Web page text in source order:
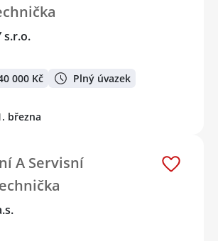
s.r.o.
000 Kč Plný úvazek
března
A Servisní